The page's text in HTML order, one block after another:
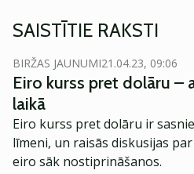
SAISTĪTIE RAKSTI
BIRŽAS JAUNUMI21.04.23, 09:06
Eiro kurss pret dolāru –
laikā
Eiro kurss pret dolāru ir
līmeni, un raisās diskusijas
eiro sāk nostiprināšanos.